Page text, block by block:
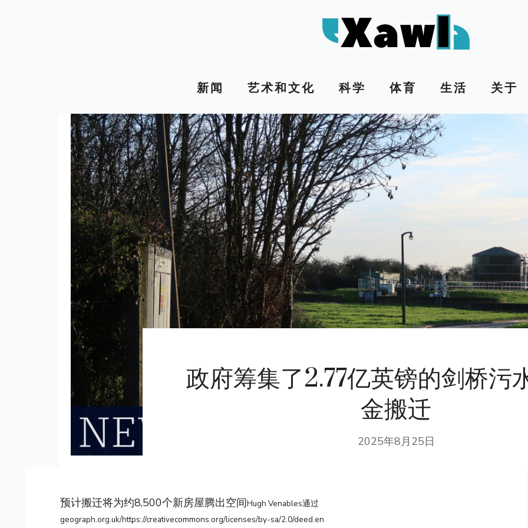
新闻 艺术和文化 科学 体育 生活 关于
政府筹集了2.77亿英镑的剑桥污
金搬迁
2025年8月25日
预计搬迁将为约8,500个新房屋腾出空间Hugh Venables通过
geograph.org.uk/https://creativecommons.org/licenses/by-sa/2.0/deed.en